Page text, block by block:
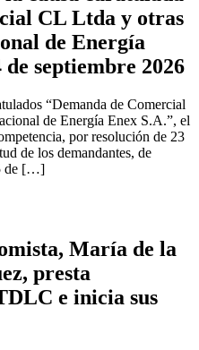
CL Ltda y otras
de Energía
septiembre 2026
“Demanda de Comercial
de Energía Enex S.A.”, el
por resolución de 23
de los demandantes, de
de […]
María de la
presta
e inicia sus